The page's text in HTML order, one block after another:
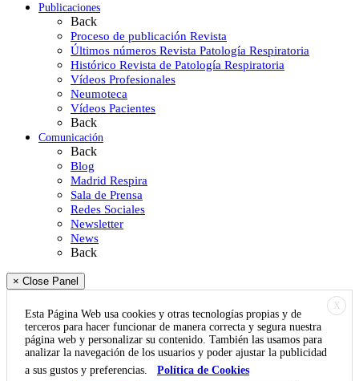
Publicaciones
Back
Proceso de publicación Revista
Últimos números Revista Patología Respiratoria
Histórico Revista de Patología Respiratoria
Vídeos Profesionales
Neumoteca
Vídeos Pacientes
Back
Comunicación
Back
Blog
Madrid Respira
Sala de Prensa
Redes Sociales
Newsletter
News
Back
× Close Panel
X
Esta Página Web usa cookies y otras tecnologías propias y de
terceros para hacer funcionar de manera correcta y segura nuestra
página web y personalizar su contenido. También las usamos para
analizar la navegación de los usuarios y poder ajustar la publicidad
a sus gustos y preferencias.
Política de Cookies